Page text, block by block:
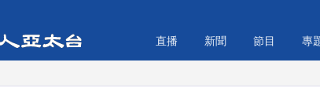
直播 新聞 節目 專
今年